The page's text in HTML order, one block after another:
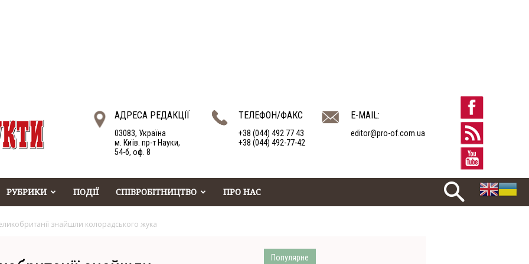
АДРЕСА РЕДАКЦІЇ
03083, Україна
м. Київ. пр-т Науки,
54-б, оф. 8
ТЕЛЕФОН/ФАКС
+38 (044) 492 77 43
+38 (044) 492-77-42
E-MAIL:
editor@pro-of.com.ua
РУБРИКИ ПОДІЇ СПІВРОБІТНИЦТВО ПРО НАС
знайшли колорадського жука
Популярне